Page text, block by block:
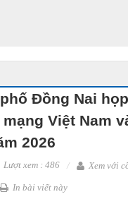
Đồng Nai
Việt Nam
2026
Lượt xem : 486 Xem với
In bài viết này